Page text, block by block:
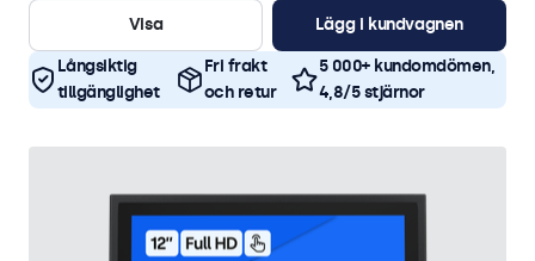
Visa
Lägg i kundvagnen
Långsiktig
tillgänglighet
Fri frakt
och retur
5 000+ kundomdömen,
4,8/5 stjärnor